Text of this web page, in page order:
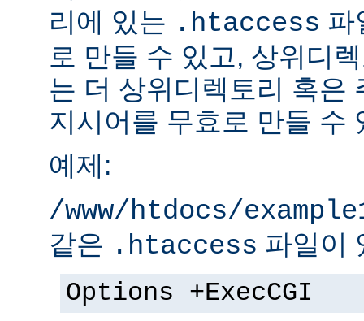
리에 있는 .htaccess 파
로 만들 수 있고, 상위디
는 더 상위디렉토리 혹은
지시어를 무효로 만들 수
예제:
/www/htdocs/
같은 .htaccess 파일이
Options +ExecCGI